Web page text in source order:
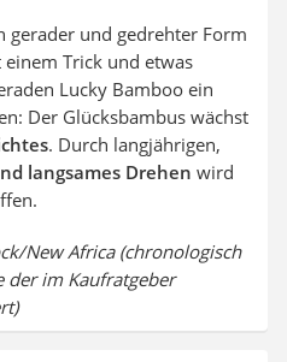
gerader und gedrehter Form
Trick und etwas
Lucky Bamboo ein
Der Glücksbambus wächst
. Durch langjährigen,
langsames Drehen wird
New Africa (chronologisch
der im Kaufratgeber